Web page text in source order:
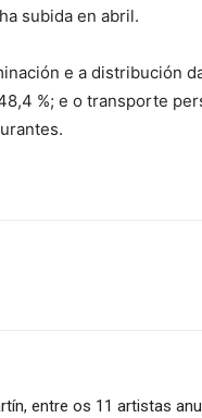
subida en abril.
e a distribución
%; e o transporte
entre os 11 artistas